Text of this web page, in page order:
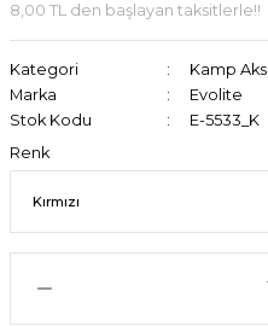
8,00 TL den başlayan taksitlerle!!
Kategori Kamp
Marka
Evolite
Stok Kodu
E-5533_K
Renk